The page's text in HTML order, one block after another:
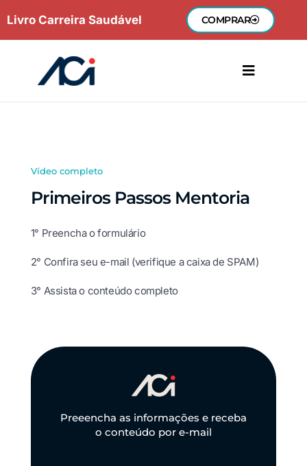
para
Livro Carreira Saudável COMPRAR
Vídeo completo
Primeiros Passos Mentoria
1° Preencha o formulário
2° Confira seu e-mail (verifique a caixa de SPAM)
3° Assista o conteúdo completo
Preeencha as informações e receba
o conteúdo por e-mail